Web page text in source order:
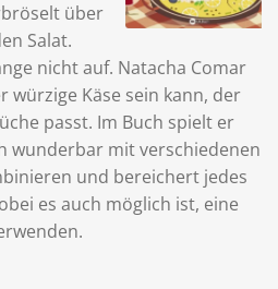
über
Salat.
nicht auf. Natacha Comar
würzige Käse sein kann, der
passt. Im Buch spielt er
wunderbar mit verschiedenen
und bereichert jedes
es auch möglich ist, eine